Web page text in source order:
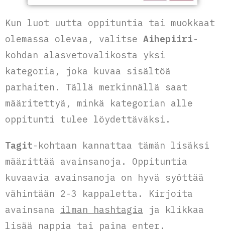
Kun luot uutta oppituntia tai muokkaat
olemassa olevaa, valitse Aihepiiri-
kohdan alasvetovalikosta yksi
kategoria, joka kuvaa sisältöä
parhaiten. Tällä merkinnällä saat
määritettyä, minkä kategorian alle
oppitunti tulee löydettäväksi.
Tagit-kohtaan kannattaa tämän lisäksi
määrittää avainsanoja. Oppituntia
kuvaavia avainsanoja on hyvä syöttää
vähintään 2-3 kappaletta. Kirjoita
avainsana ilman hashtagia ja klikkaa
lisää nappia tai paina enter.